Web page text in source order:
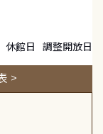
休館日 調整開放日
>